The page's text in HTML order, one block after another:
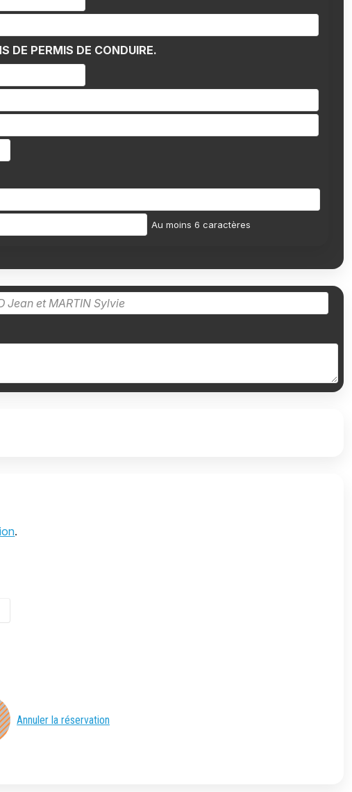
DE PERMIS DE CONDUIRE.
Au moins 6 caractères
.
Annuler la réservation